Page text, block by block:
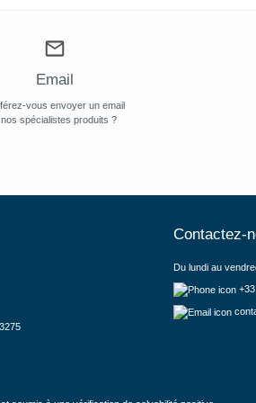
Email
vous envoyer un email
spécialistes produits ?
Contactez-
Du lundi au